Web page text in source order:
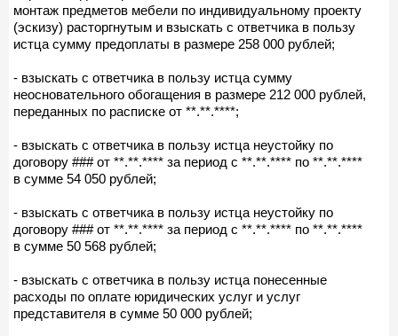
монтаж предметов мебели по индивидуальному проекту
(эскизу) расторгнутым и взыскать с ответчика в пользу
истца сумму предоплаты в размере 258 000 рублей;
- взыскать с ответчика в пользу истца сумму
неосновательного обогащения в размере 212 000 рублей,
переданных по расписке от **.**.****;
- взыскать с ответчика в пользу истца неустойку по
договору ### от **.**.**** за период с **.**.**** по **.**.****
в сумме 54 050 рублей;
- взыскать с ответчика в пользу истца неустойку по
договору ### от **.**.**** за период с **.**.**** по **.**.****
в сумме 50 568 рублей;
- взыскать с ответчика в пользу истца понесенные
расходы по оплате юридических услуг и услуг
представителя в сумме 50 000 рублей;